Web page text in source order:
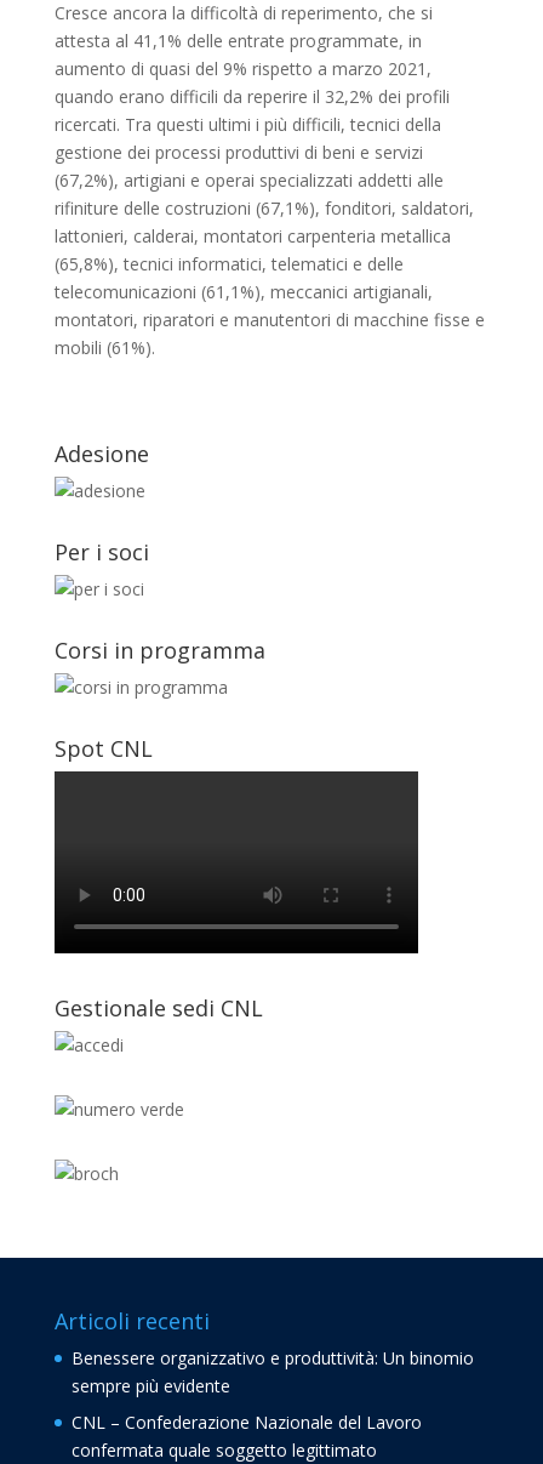
Cresce ancora la difficoltà di reperimento, che si
attesta al 41,1% delle entrate programmate, in
aumento di quasi del 9% rispetto a marzo 2021,
quando erano difficili da reperire il 32,2% dei profili
ricercati. Tra questi ultimi i più difficili, tecnici della
gestione dei processi produttivi di beni e servizi
(67,2%), artigiani e operai specializzati addetti alle
rifiniture delle costruzioni (67,1%), fonditori, saldatori,
lattonieri, calderai, montatori carpenteria metallica
(65,8%), tecnici informatici, telematici e delle
telecomunicazioni (61,1%), meccanici artigianali,
montatori, riparatori e manutentori di macchine fisse e
mobili (61%).
Adesione
Per i soci
Corsi in programma
Spot CNL
Gestionale sedi CNL
Articoli recenti
Benessere organizzativo e produttività: Un binomio
sempre più evidente
CNL – Confederazione Nazionale del Lavoro
confermata quale soggetto legittimato